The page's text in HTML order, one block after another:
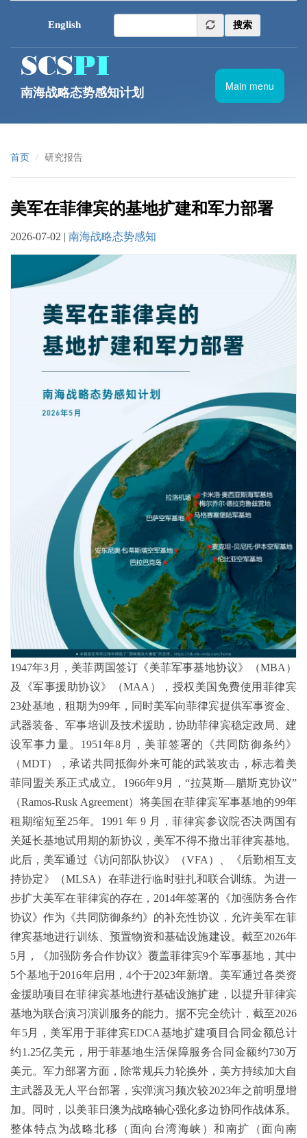
南海战略态势感知计划
搜索
English
Main menu
首页 研究报告
美军在菲律宾的基地扩建和军力部署
2026-07-02 | 南海战略态势感知
1947年3月，美菲两国签订《美菲军事基地协议》（MBA）
及《军事援助协议》（MAA），授权美国免费使用菲律宾
23处基地，租期为99年，同时美军向菲律宾提供军事资金、
武器装备、军事培训及技术援助，协助菲律宾稳定政局、建
设军事力量。1951年8月，美菲签署的《共同防御条约》
（MDT），承诺共同抵御外来可能的武装攻击，标志着美
菲同盟关系正式成立。1966年9月，“拉莫斯—腊斯克协议”
（Ramos-Rusk Agreement）将美国在菲律宾军事基地的99年
租期缩短至25年。1991 年 9 月，菲律宾参议院否决两国有
关延长基地试用期的新协议，美军不得不撤出菲律宾基地。
此后，美军通过《访问部队协议》（VFA）、《后勤相互支
持协定》（MLSA）在菲进行临时驻扎和联合训练。为进一
步扩大美军在菲律宾的存在，2014年签署的《加强防务合作
协议》作为《共同防御条约》的补充性协议，允许美军在菲
律宾基地进行训练、预置物资和基础设施建设。截至2026年
5月，《加强防务合作协议》覆盖菲律宾9个军事基地，其中
5个基地于2016年启用，4个于2023年新增。美军通过各类资
金援助项目在菲律宾基地进行基础设施扩建，以提升菲律宾
基地为联合演习演训服务的能力。据不完全统计，截至2026
年5月，美军用于菲律宾EDCA基地扩建项目合同金额总计
约1.25亿美元，用于菲基地生活保障服务合同金额约730万
美元。军力部署方面，除常规兵力轮换外，美方持续加大自
主武器及无人平台部署，实弹演习频次较2023年之前明显增
加。同时，以美菲日澳为战略轴心强化多边协同作战体系。
整体特点为战略北移（面向台湾海峡）和南扩（面向南